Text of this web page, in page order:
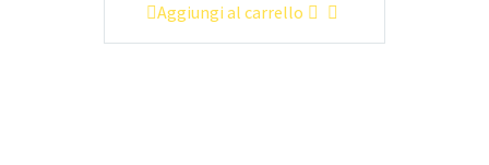
Aggiungi al carrello